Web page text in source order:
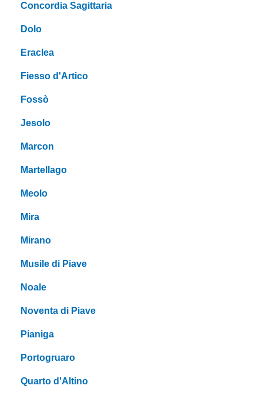
Concordia Sagittaria
Dolo
Eraclea
Fiesso d'Artico
Fossò
Jesolo
Marcon
Martellago
Meolo
Mira
Mirano
Musile di Piave
Noale
Noventa di Piave
Pianiga
Portogruaro
Quarto d'Altino